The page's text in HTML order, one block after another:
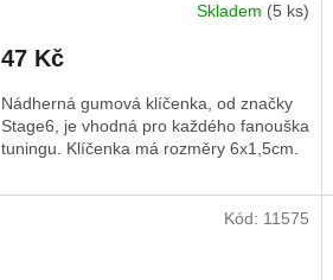
Skladem (5 ks)
47 Kč
Nádherná gumová klíčenka, od značky
Stage6, je vhodná pro každého fanouška
tuningu. Klíčenka má rozměry 6x1,5cm.
Kód: 11575